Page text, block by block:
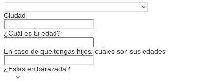
Ciudad
¿Cuál es tu edad?
En caso de que tengas hijos, cuáles son sus edades
¿Estás embarazada?